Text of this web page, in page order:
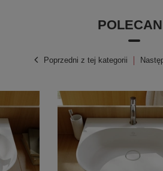
Poprzedni z tej kategorii